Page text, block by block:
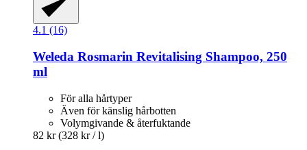
4.1 (16)
Weleda Rosmarin Revitalising Shampoo, 250
ml
För alla hårtyper
Även för känslig hårbotten
Volymgivande & återfuktande
82 kr (328 kr / l)